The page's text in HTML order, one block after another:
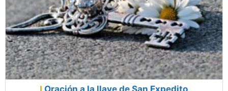
Oración a la llave de San Expedito